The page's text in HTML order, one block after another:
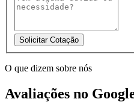
Solicitar Cotação
O que dizem sobre nós
Avaliações no